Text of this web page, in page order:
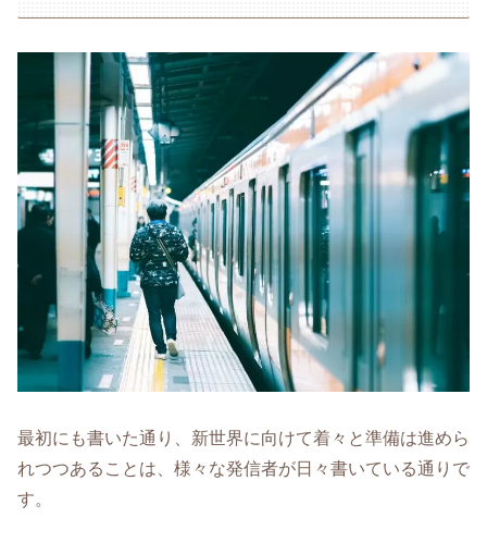
最初にも書いた通り、新世界に向けて着々と準備は進めら
れつつあることは、様々な発信者が日々書いている通りで
す。